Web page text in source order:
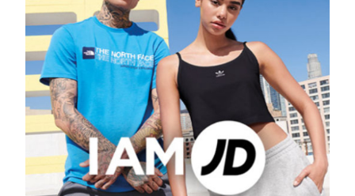
de boutiques sont implantées dans l’Hexagone ».